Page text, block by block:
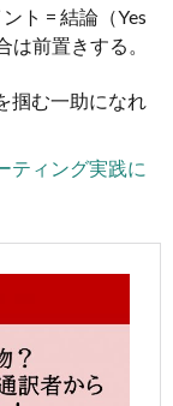
ト = 結論（Yes
前置きする。
掴む一助になれ
ティング実践に